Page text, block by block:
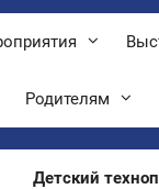
Родителям
Детский